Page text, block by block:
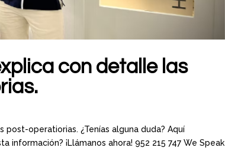
con detalle las
post-operatiorias. ¿Tenías alguna duda? Aquí
¡Llámanos ahora! 952 215 747 We Speak